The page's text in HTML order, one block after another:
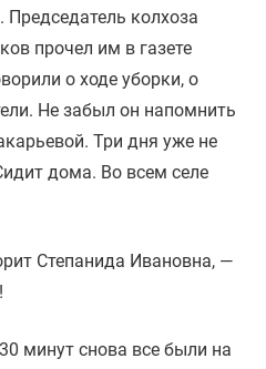
колхоза
прочел им в газете
о ходе уборки, о
Не забыл он напомнить
Три дня уже не
дома. Во всем селе
Степанида Ивановна, —
минут снова все были на